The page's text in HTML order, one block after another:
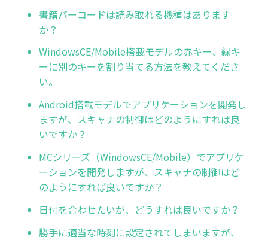
書籍バーコードは読み取れる機種はあります
か？
WindowsCE/Mobile搭載モデルの赤キー、緑キ
ーに別のキーを割り当てる方法を教えてくださ
い。
Android搭載モデルでアプリケーションを開発し
ますが、スキャナの制御はどのようにすれば良
いですか？
MCシリーズ（WindowsCE/Mobile）でアプリケ
ーションを開発しますが、スキャナの制御はど
のようにすれば良いですか？
日付を合わせたいが、どうすれば良いですか？
勝手に適当な時刻に設定されてしまいますが、